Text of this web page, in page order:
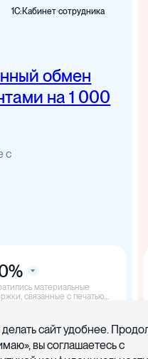
1С:Кабинет сотрудника
обмен
на 1 000
с
материальные
связанные с печатью
сайт удобнее.
вы соглашаетесь с